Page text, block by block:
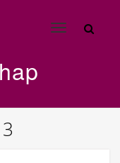
Toggle